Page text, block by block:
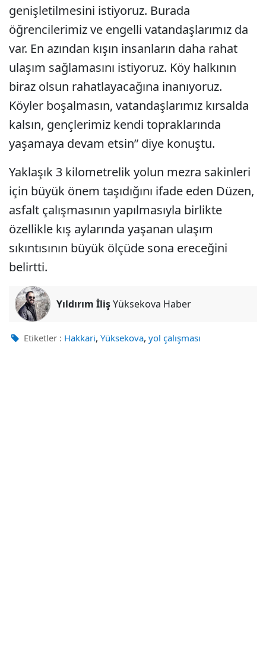
genişletilmesini istiyoruz. Burada
öğrencilerimiz ve engelli vatandaşlarımız da
var. En azından kışın insanların daha rahat
ulaşım sağlamasını istiyoruz. Köy halkının
biraz olsun rahatlayacağına inanıyoruz.
Köyler boşalmasın, vatandaşlarımız kırsalda
kalsın, gençlerimiz kendi topraklarında
yaşamaya devam etsin” diye konuştu.
Yaklaşık 3 kilometrelik yolun mezra sakinleri
için büyük önem taşıdığını ifade eden Düzen,
asfalt çalışmasının yapılmasıyla birlikte
özellikle kış aylarında yaşanan ulaşım
sıkıntısının büyük ölçüde sona ereceğini
belirtti.
Yıldırım İlişYüksekova Haber
Etiketler : Hakkari, Yüksekova, yol çalışması